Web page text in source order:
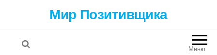
Мир Позитивщика
Меню